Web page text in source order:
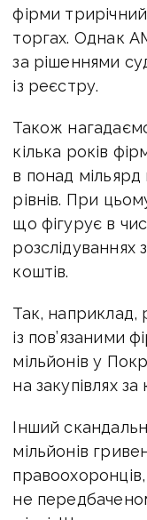
фірми
торгах. Однак
за рішеннями
із реєстру.
Також
кілька років
в понад
рівнів. При
що фігурує в
коштів.
Так, наприклад,
із пов’язаними
мільйонів у
на закупівлях
Інший
мільйонів
не